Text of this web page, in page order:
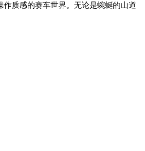
质感的赛车世界。无论是蜿蜒的山道